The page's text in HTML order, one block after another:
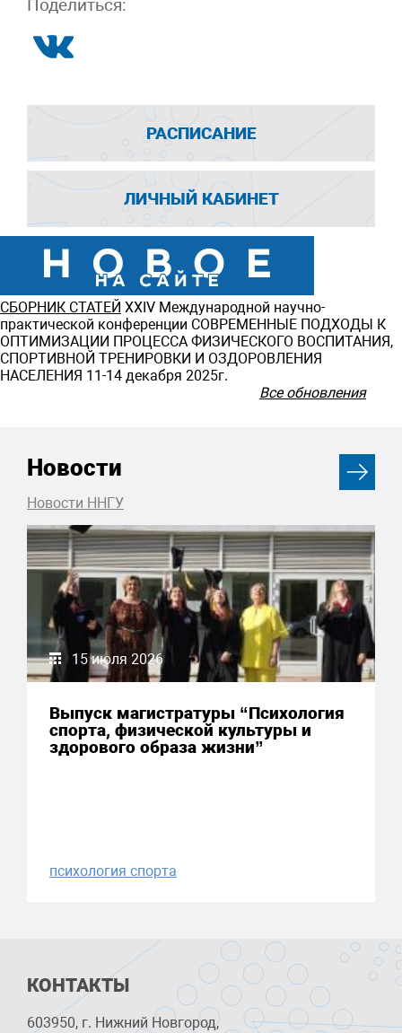
Поделиться:
РАСПИСАНИЕ
ЛИЧНЫЙ КАБИНЕТ
СБОРНИК СТАТЕЙ ХXIV Международной научно-
практической конференции СОВРЕМЕННЫЕ ПОДХОДЫ К
ОПТИМИЗАЦИИ ПРОЦЕССА ФИЗИЧЕСКОГО ВОСПИТАНИЯ,
СПОРТИВНОЙ ТРЕНИРОВКИ И ОЗДОРОВЛЕНИЯ
НАСЕЛЕНИЯ 11-14 декабря 2025г.
Все обновления
Новости
Новости ННГУ
15 июля 2026
Выпуск магистратуры “Психология
спорта, физической культуры и
здорового образа жизни”
психология спорта
КОНТАКТЫ
603950, г. Нижний Новгород,